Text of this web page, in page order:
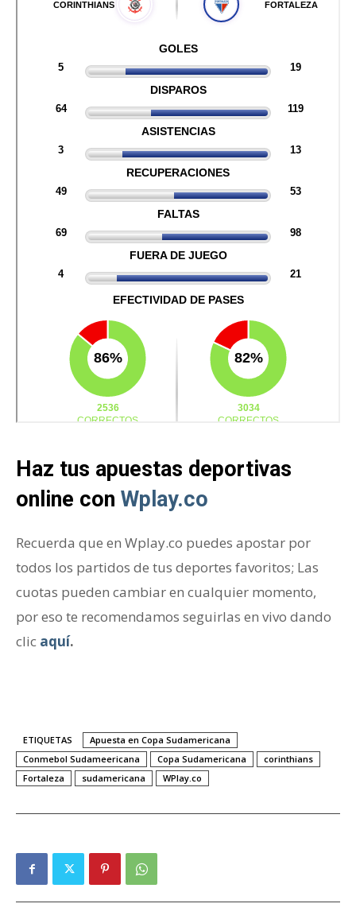
Haz tus apuestas deportivas
online con Wplay.co
Recuerda que en Wplay.co puedes apostar por
todos los partidos de tus deportes favoritos; Las
cuotas pueden cambiar en cualquier momento,
por eso te recomendamos seguirlas en vivo dando
clic aquí.
ETIQUETAS
Apuesta en Copa Sudamericana
Conmebol Sudameericana
Copa Sudamericana
corinthians
Fortaleza
sudamericana WPlay.co